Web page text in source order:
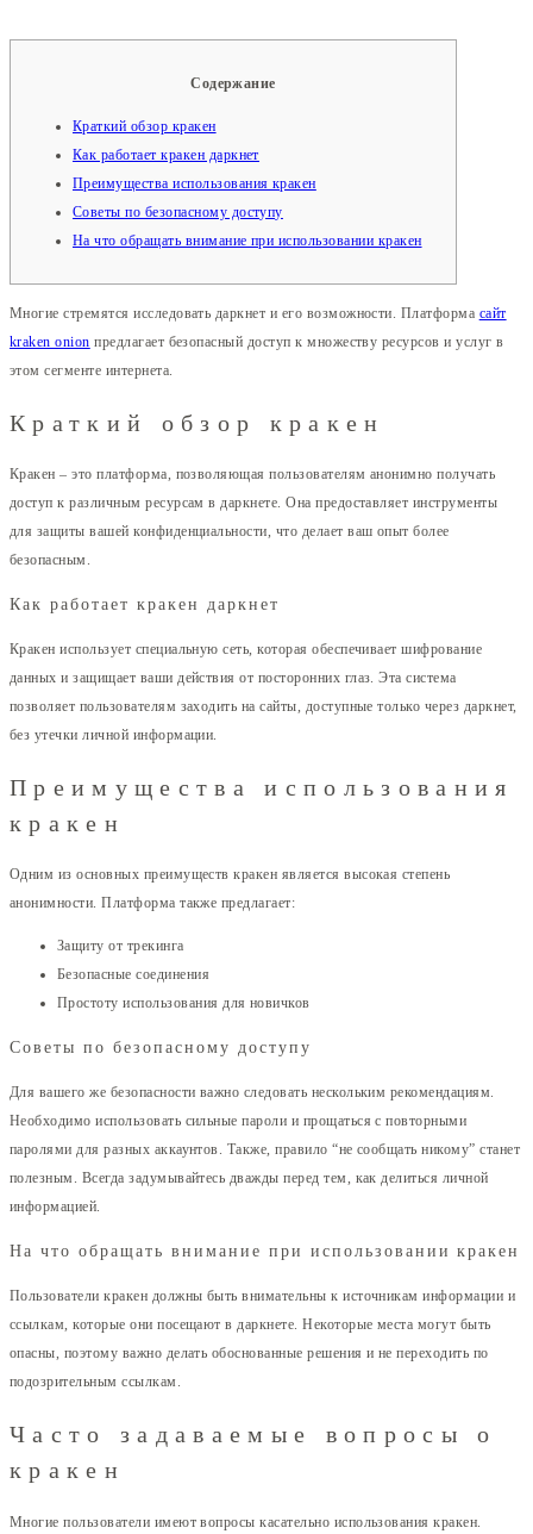
Содержание
Краткий обзор кракен
Как работает кракен даркнет
Преимущества использования кракен
Советы по безопасному доступу
На что обращать внимание при использовании кракен
Многие стремятся исследовать даркнет и его возможности. Платформа сайт
kraken onion предлагает безопасный доступ к множеству ресурсов и услуг в
этом сегменте интернета.
Краткий обзор кракен
Кракен – это платформа, позволяющая пользователям анонимно получать
доступ к различным ресурсам в даркнете. Она предоставляет инструменты
для защиты вашей конфиденциальности, что делает ваш опыт более
безопасным.
Как работает кракен даркнет
Кракен использует специальную сеть, которая обеспечивает шифрование
данных и защищает ваши действия от посторонних глаз. Эта система
позволяет пользователям заходить на сайты, доступные только через даркнет,
без утечки личной информации.
Преимущества использования
кракен
Одним из основных преимуществ кракен является высокая степень
анонимности. Платформа также предлагает:
Защиту от трекинга
Безопасные соединения
Простоту использования для новичков
Советы по безопасному доступу
Для вашего же безопасности важно следовать нескольким рекомендациям.
Необходимо использовать сильные пароли и прощаться с повторными
паролями для разных аккаунтов. Также, правило “не сообщать никому” станет
полезным. Всегда задумывайтесь дважды перед тем, как делиться личной
информацией.
На что обращать внимание при использовании кракен
Пользователи кракен должны быть внимательны к источникам информации и
ссылкам, которые они посещают в даркнете. Некоторые места могут быть
опасны, поэтому важно делать обоснованные решения и не переходить по
подозрительным ссылкам.
Часто задаваемые вопросы о
кракен
Многие пользователи имеют вопросы касательно использования кракен.